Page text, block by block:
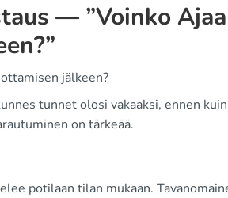
— ”Voinko
jälkeen?
tunnet olosi vakaaksi, ennen
on tärkeää.
potilaan tilan mukaan.